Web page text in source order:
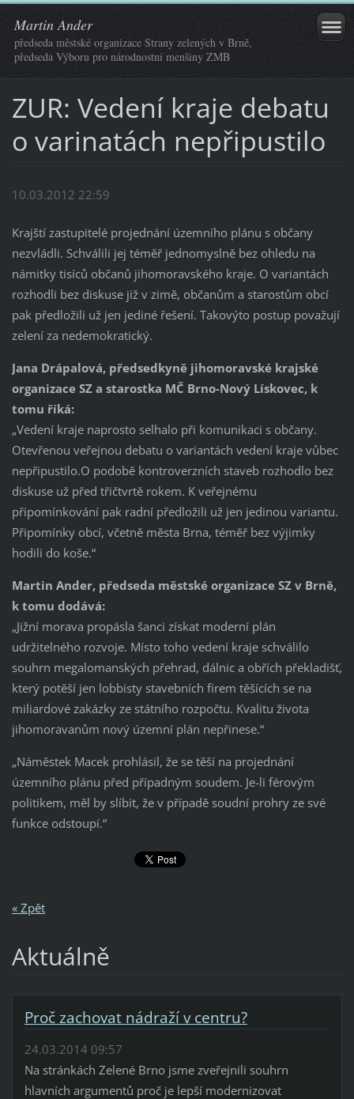
Martin Ander
předseda městské organizace Strany zelených v Brně,
předseda Výboru pro národnostní menšiny ZMB
ZUR: Vedení kraje debatu
o varinatách nepřipustilo
10.03.2012 22:59
Krajští zastupitelé projednání územního plánu s občany
nezvládli. Schválili jej téměř jednomyslně bez ohledu na
námitky tisíců občanů jihomoravského kraje. O variantách
rozhodli bez diskuse již v zimě, občanům a starostům obcí
pak předložili už jen jediné řešení. Takovýto postup považují
zelení za nedemokratický.
Jana Drápalová, předsedkyně jihomoravské krajské
organizace SZ a starostka MČ Brno-Nový Lískovec, k
tomu říká:
„Vedení kraje naprosto selhalo při komunikaci s občany.
Otevřenou veřejnou debatu o variantách vedení kraje vůbec
nepřipustilo.O podobě kontroverzních staveb rozhodlo bez
diskuse už před třičtvrtě rokem. K veřejnému
připomínkování pak radní předložili už jen jedinou variantu.
Připomínky obcí, včetně města Brna, téměř bez výjimky
hodili do koše.“
Martin Ander, předseda městské organizace SZ v Brně,
k tomu dodává:
„Jižní morava propásla šanci získat moderní plán
udržitelného rozvoje. Místo toho vedení kraje schválilo
souhrn megalomanských přehrad, dálnic a obřích překladišť,
který potěší jen lobbisty stavebních firem těšících se na
miliardové zakázky ze státního rozpočtu. Kvalitu života
jihomoravanům nový územní plán nepřinese.“
„Náměstek Macek prohlásil, že se těší na projednání
územního plánu před případným soudem. Je-li férovým
politikem, měl by slíbit, že v případě soudní prohry ze své
funkce odstoupí.“
« Zpět
Aktuálně
Proč zachovat nádraží v centru?
24.03.2014 09:57
Na stránkách Zelené Brno jsme zveřejnili souhrn
hlavních argumentů proč je lepší modernizovat